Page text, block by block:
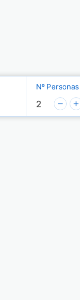
interact with
arrow key to
Nº Personas
2